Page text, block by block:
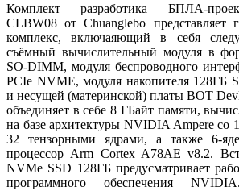
Комплект разработика БПЛА-
CLBW08 от Chuanglebo представляет
комплекс, включаяющий в себя
съёмный вычислительный модуля в
SO-DIMM, модуля беспроводного
PCIe NVME, модуля накопителя 128ГБ
и несущей (материнской) платы BOT
объединяет в себе 8 ГБайт памяти,
на базе архитектуры NVIDIA Ampere со
32 тензорными ядрами, а также 6-
процессор Arm Cortex A78AE v8.2.
NVMe SSD 128ГБ предусматривает
программного обеспечения